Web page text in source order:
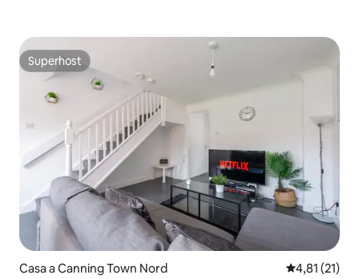
Superhost
Superhost
Casa a Canning Town Nord 4,81 de
4,81 (21)